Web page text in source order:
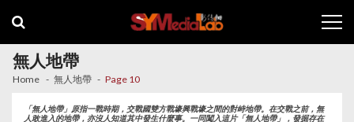
navigation
content
無人地帶
Home 無人地帶 Page 10
「無人地帶」原指一戰時期，交戰國雙方戰壕興戰壕之間的對峙地帶。在交戰之前，無
人敢進入的地帶，亦沒人知道其中發生什麼事。一同闖入這片「無人地帶」，發掘存在